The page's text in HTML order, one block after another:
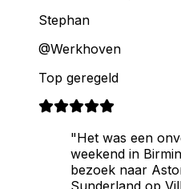
Stephan
@Werkhoven
Top geregeld
"Het was een
weekend in
bezoek naar
Sunderland op